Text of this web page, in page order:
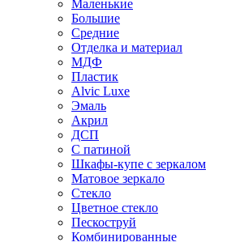
Маленькие
Большие
Средние
Отделка и материал
МДФ
Пластик
Alvic Luxe
Эмаль
Акрил
ДСП
С патиной
Шкафы-купе с зеркалом
Матовое зеркало
Стекло
Цветное стекло
Пескоструй
Комбинированные